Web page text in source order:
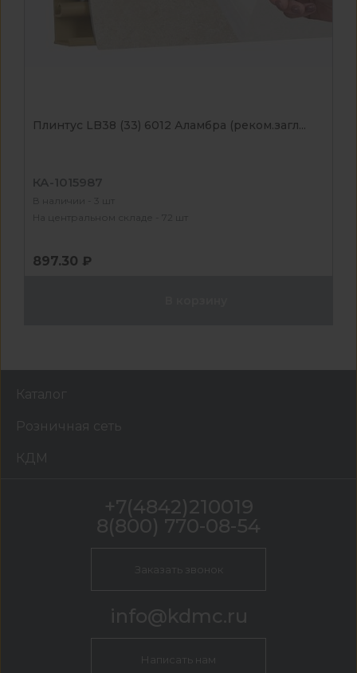
Плинтус LB38 (33) 6012 Аламбра (реком.загл...
КА-1015987
В наличии - 3 шт
На центральном складе - 72 шт
897.30 ₽
Каталог
Розничная сеть
КДМ
+7(4842)210019
8(800) 770-08-54
Заказать звонок
info@kdmc.ru
Написать нам